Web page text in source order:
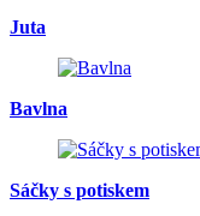
Juta
Bavlna
Sáčky s potiskem